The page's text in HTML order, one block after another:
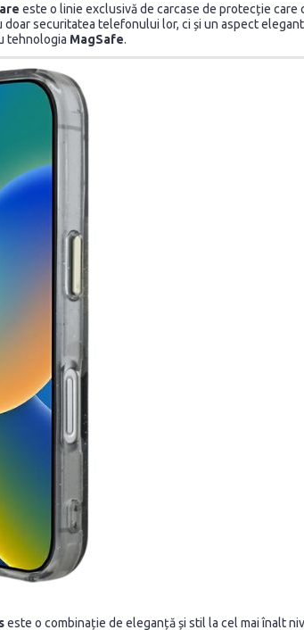
este o linie exclusivă de carcase de protecție
securitatea telefonului lor, ci și un aspect
tehnologia MagSafe.
este o combinație de eleganță și stil la cel mai înalt